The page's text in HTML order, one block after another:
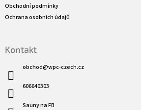
Obchodní podmínky
Ochrana osobních údajů
Kontakt
obchod@wpc-czech.cz
606640303
Sauny na FB